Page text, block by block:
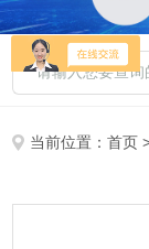
当前位置：首页